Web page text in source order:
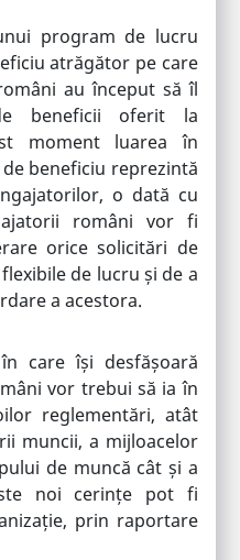
program de lucru
atrăgător pe care
au început să îl
beneficii oferit la
moment luarea în
beneficiu reprezintă
o dată cu
români vor fi
orice solicitări de
de lucru și de a
a acestora.
care își desfășoară
vor trebui să ia în
reglementări, atât
muncii, a mijloacelor
de muncă cât și a
noi cerințe pot fi
prin raportare